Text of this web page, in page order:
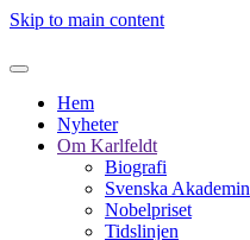
Skip to main content
Hem
Nyheter
Om Karlfeldt
Biografi
Svenska Akademin
Nobelpriset
Tidslinjen